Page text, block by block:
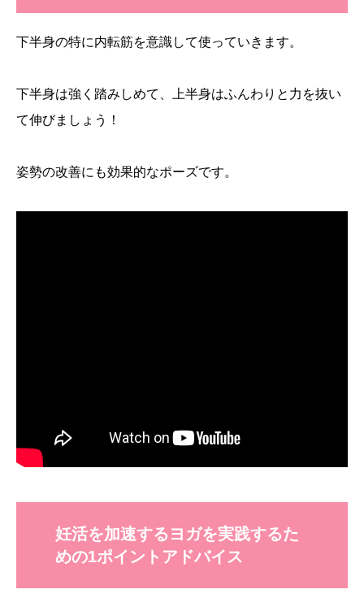
下半身の特に内転筋を意識して使っていきます。
下半身は強く踏みしめて、上半身はふんわりと力を抜い
て伸びましょう！
姿勢の改善にも効果的なポーズです。
妊活を加速するヨガを実践するた
めの1ポイントアドバイス